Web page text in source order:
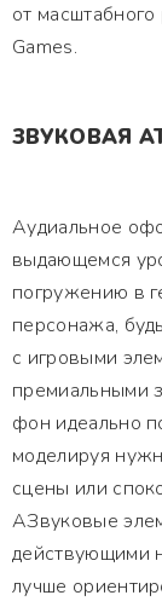
от
Games.
ЗВУКОВАЯ
Аудиальное
выдающемся
погружению в
персонажа,
с игровыми
премиальными
фон идеально
моделируя
сцены или
АЗвуковые
действующими
лучше